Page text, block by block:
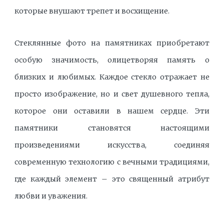
которые внушают трепет и восхищение.
Стеклянные фото на памятниках приобретают
особую значимость, олицетворяя память о
близких и любимых. Каждое стекло отражает не
просто изображение, но и свет душевного тепла,
которое они оставили в нашем сердце. Эти
памятники становятся настоящими
произведениями искусства, соединяя
современную технологию с вечными традициями,
где каждый элемент – это священный атрибут
любви и уважения.